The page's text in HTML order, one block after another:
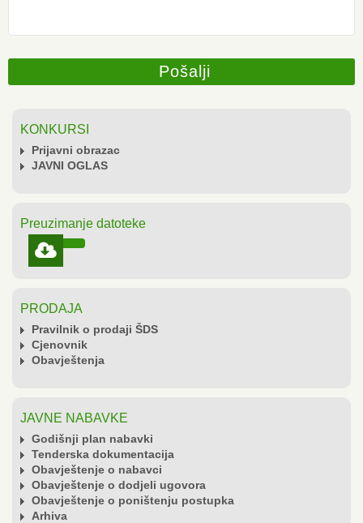
KONKURSI
Prijavni obrazac
JAVNI OGLAS
Preuzimanje datoteke

PRODAJA
Pravilnik o prodaji ŠDS
Cjenovnik
Obavještenja
JAVNE NABAVKE
Godišnji plan nabavki
Tenderska dokumentacija
Obavještenje o nabavci
Obavještenje o dodjeli ugovora
Obavještenje o poništenju postupka
Arhiva